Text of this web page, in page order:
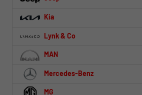
Kia
Lynk & Co
MAN
Mercedes-Benz
MG